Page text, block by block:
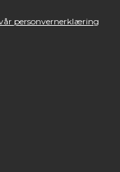
vår personvernerklæring